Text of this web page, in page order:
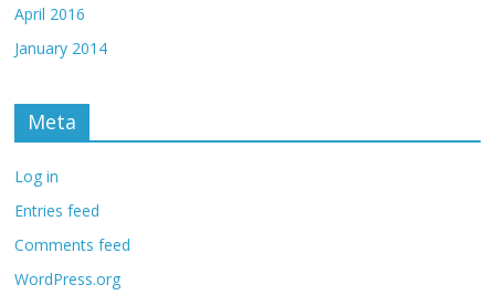
April 2016
January 2014
Meta
Log in
Entries feed
Comments feed
WordPress.org